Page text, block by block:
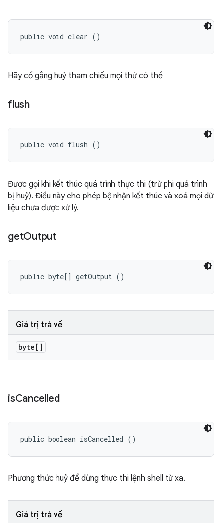
public void clear ()
Hãy cố gắng huỷ tham chiếu mọi thứ có thể
flush
public void flush ()
Được gọi khi kết thúc quá trình thực thi (trừ phi quá trình
bị huỷ). Điều này cho phép bộ nhận kết thúc và xoá mọi dữ
liệu chưa được xử lý.
getOutput
public byte[] getOutput ()
Giá trị trả về
byte[]
isCancelled
public boolean isCancelled ()
Phương thức huỷ để dừng thực thi lệnh shell từ xa.
Giá trị trả về